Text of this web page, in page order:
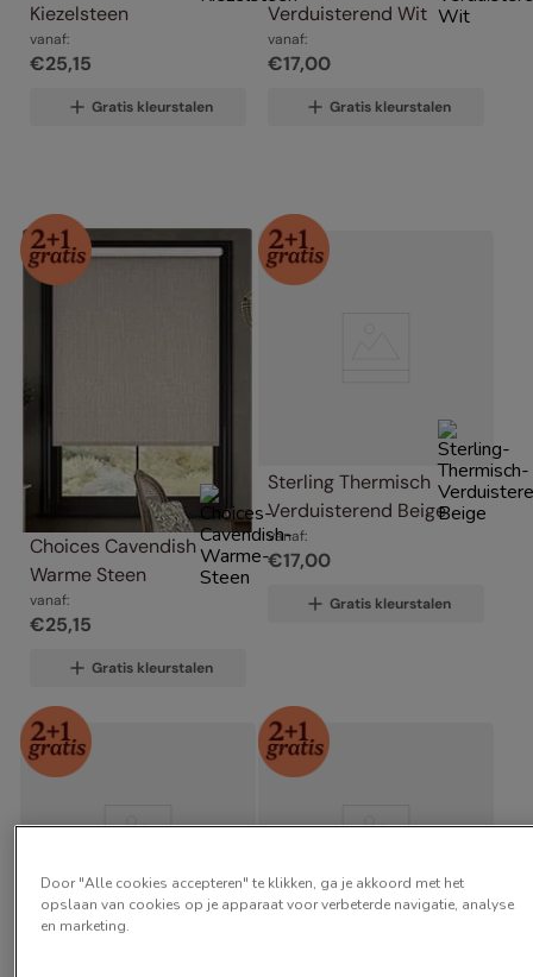
Kiezelsteen
vanaf:
€25,15
Gratis kleurstalen
Verduisterend Wit
vanaf:
€17,00
Gratis kleurstalen
Choices Cavendish
Warme Steen
vanaf:
€25,15
Gratis kleurstalen
Sterling Thermisch
Verduisterend Beige
vanaf:
€17,00
Gratis kleurstalen
Door "Alle cookies accepteren" te klikken, ga je akkoord met het
opslaan van cookies op je apparaat voor verbeterde navigatie, analyse
en marketing.